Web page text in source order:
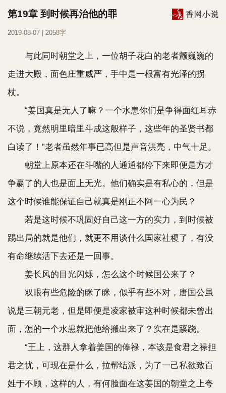
第19章 到时候再治他的罪
2019-08-07 | 2058字
与此同时朝堂之上，一位胡子花白的老者颤巍巍的
走进大殿，面色庄重威严，手中是一根富有光泽的拐
杖。
“姜国真是无人了嘛？一个水患你们是争得面红耳赤
不说，竟然明里暗里斗成这般样子，这些年的圣贤书都
白读了！”老者虽然年事已高但是声音洪亮，中气十足。
朝堂上原本还在斗嘴的人通通都停下来即便是方才
争赢了的人也是面上无光。他们确实是有私心的，但是
这个时候谁能保证自己就真是刚正不阿一心为民？
若是这时候不巩固好自己这一方的实力，到时候被
踢出局的就是他们，就更不用谈什么国家社稷了，有没
有命继续活下去还是一回事。
姜长风的目光闪烁，怎么这个时候国公来了？
双眼有些危险的眯了眯，似乎有些不对，唐国公虽
说是三朝元老，但是即便是凌家被审这种时候都未曾出
面，怎的一个水患就把他给搬出来了？实在是蹊跷。
“王上，这群人拿着姜国的俸禄，本该是食君之禄担
君之忧，可现在是什么，拉帮结派，为了一己私欲致百
姓于不顾，这样的人，有何脸面在这姜国的朝堂之上夸